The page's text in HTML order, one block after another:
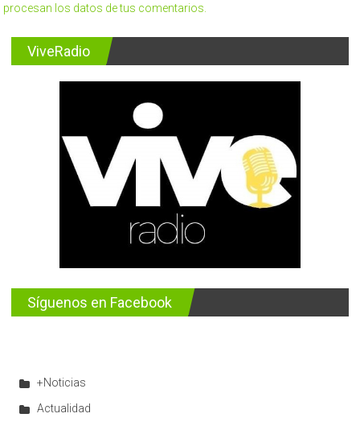
procesan los datos de tus comentarios.
ViveRadio
Síguenos en Facebook
+Noticias
Actualidad